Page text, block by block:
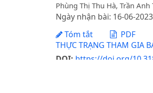
Phùng Thị Thu Hà, Trần
Ngày nhận bài: 16-06-
Tóm tắt
PDF
THỰC TRẠNG THAM GIA
DOI: https://doi.org/